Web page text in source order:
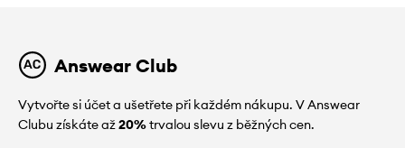
Answear Club
Vytvořte si účet a ušetřete při každém nákupu. V Answear
Clubu získáte až20%trvalou slevu z běžných cen.